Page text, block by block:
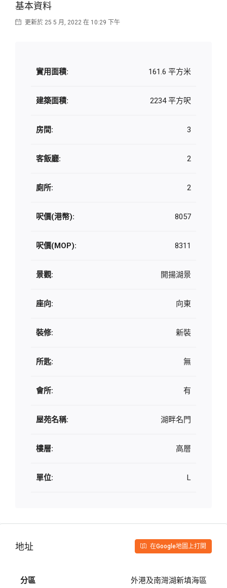
基本資料
更新於 25 5 月, 2022 在 10:29 下午
實用面積: 161.6 平方米
建築面積: 2234 平方呎
房間: 3
客飯廳: 2
廁所: 2
呎價(港幣): 8057
呎價(MOP): 8311
景觀: 開揚湖景
座向: 向東
裝修: 新裝
所匙: 無
會所: 有
屋苑名稱: 湖畔名門
樓層: 高層
單位: L
地址 在Google地圖上打開
分區 外港及南灣湖新填海區